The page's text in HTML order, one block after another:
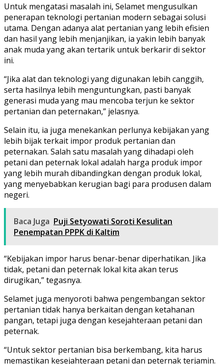
Untuk mengatasi masalah ini, Selamet mengusulkan
penerapan teknologi pertanian modern sebagai solusi
utama. Dengan adanya alat pertanian yang lebih efisien
dan hasil yang lebih menjanjikan, ia yakin lebih banyak
anak muda yang akan tertarik untuk berkarir di sektor
ini.
“Jika alat dan teknologi yang digunakan lebih canggih,
serta hasilnya lebih menguntungkan, pasti banyak
generasi muda yang mau mencoba terjun ke sektor
pertanian dan peternakan,” jelasnya.
Selain itu, ia juga menekankan perlunya kebijakan yang
lebih bijak terkait impor produk pertanian dan
peternakan. Salah satu masalah yang dihadapi oleh
petani dan peternak lokal adalah harga produk impor
yang lebih murah dibandingkan dengan produk lokal,
yang menyebabkan kerugian bagi para produsen dalam
negeri.
Baca Juga Puji Setyowati Soroti Kesulitan
Penempatan PPPK di Kaltim
“Kebijakan impor harus benar-benar diperhatikan. Jika
tidak, petani dan peternak lokal kita akan terus
dirugikan,” tegasnya.
Selamet juga menyoroti bahwa pengembangan sektor
pertanian tidak hanya berkaitan dengan ketahanan
pangan, tetapi juga dengan kesejahteraan petani dan
peternak.
“Untuk sektor pertanian bisa berkembang, kita harus
memastikan kesejahteraan petani dan peternak terjamin.